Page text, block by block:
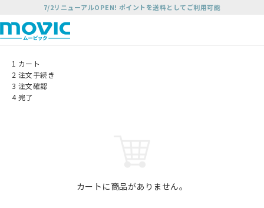
7/2リニューアルOPEN! ポイントを送料としてご利用可能
1 カート
2 注文手続き
3 注文確認
4 完了
カートに商品がありません。